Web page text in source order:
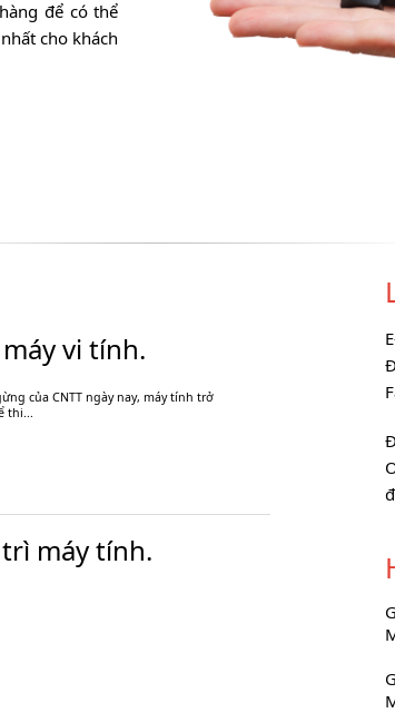
để có thể
cho khách
vi tính.
của CNTT ngày nay, máy tính trở
thi...
máy tính.